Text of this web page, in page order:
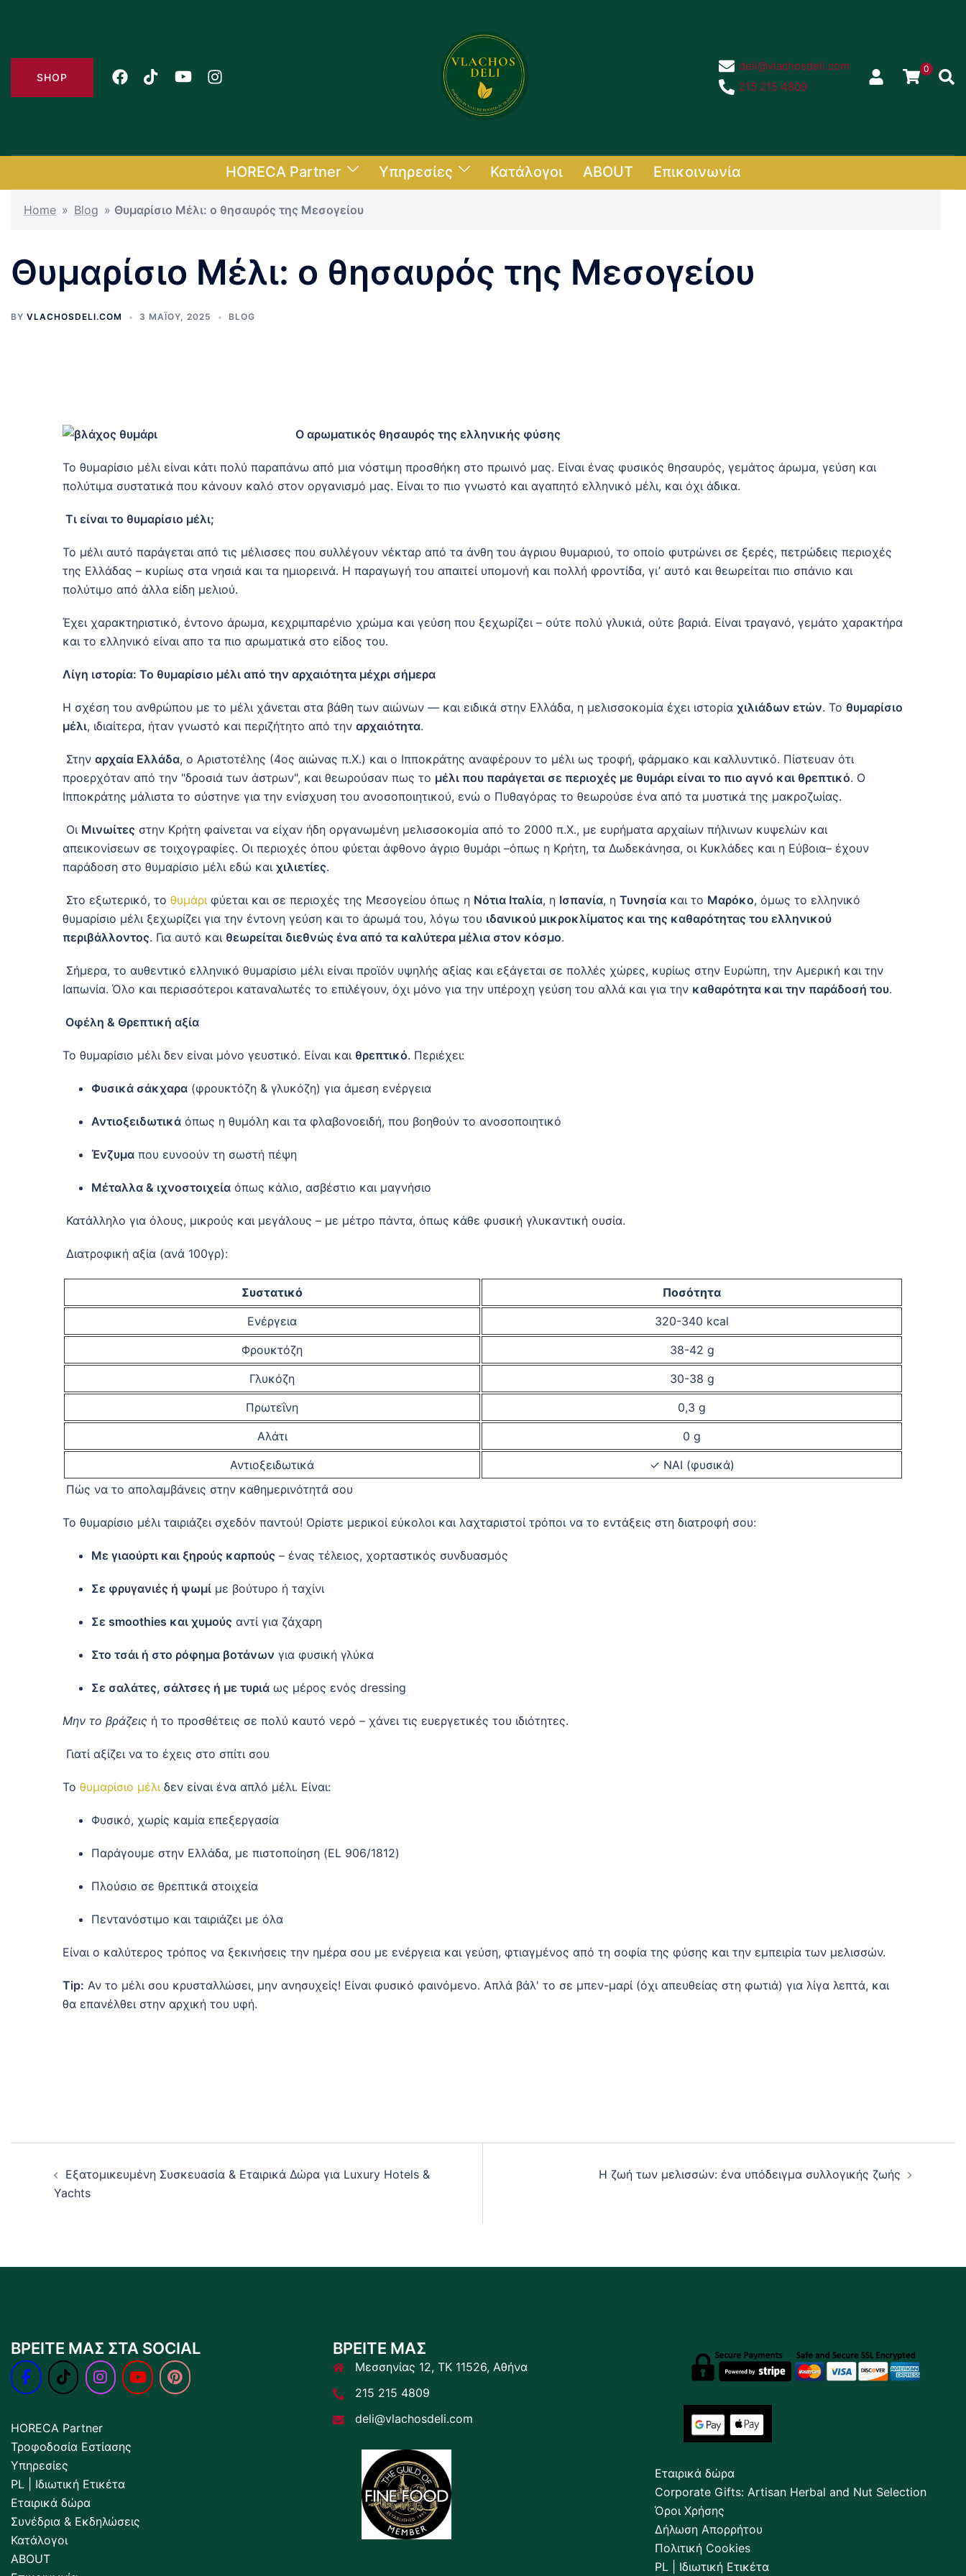
SHOP
deli@vlachosdeli.com
215 215 4809
0
HORECA Partner Υπηρεσίες Κατάλογοι ABOUT Επικοινωνία
Home » Blog » Θυμαρίσιο Μέλι: ο θησαυρός της Μεσογείου
Θυμαρίσιο Μέλι: ο θησαυρός της Μεσογείου
BY VLACHOSDELI.COM 3 ΜΑΪ́ΟΥ, 2025 BLOG
Ο αρωματικός θησαυρός της ελληνικής φύσης
Το θυμαρίσιο μέλι είναι κάτι πολύ παραπάνω από μια νόστιμη προσθήκη στο πρωινό μας. Είναι ένας φυσικός θησαυρός, γεμάτος άρωμα, γεύση και
πολύτιμα συστατικά που κάνουν καλό στον οργανισμό μας. Είναι το πιο γνωστό και αγαπητό ελληνικό μέλι, και όχι άδικα.
Τι είναι το θυμαρίσιο μέλι;
Το μέλι αυτό παράγεται από τις μέλισσες που συλλέγουν νέκταρ από τα άνθη του άγριου θυμαριού, το οποίο φυτρώνει σε ξερές, πετρώδεις περιοχές
της Ελλάδας – κυρίως στα νησιά και τα ημιορεινά. Η παραγωγή του απαιτεί υπομονή και πολλή φροντίδα, γι’ αυτό και θεωρείται πιο σπάνιο και
πολύτιμο από άλλα είδη μελιού.
Έχει χαρακτηριστικό, έντονο άρωμα, κεχριμπαρένιο χρώμα και γεύση που ξεχωρίζει – ούτε πολύ γλυκιά, ούτε βαριά. Είναι τραγανό, γεμάτο χαρακτήρα
και το ελληνικό είναι απο τα πιο αρωματικά στο είδος του.
Λίγη ιστορία: Το θυμαρίσιο μέλι από την αρχαιότητα μέχρι σήμερα
Η σχέση του ανθρώπου με το μέλι χάνεται στα βάθη των αιώνων — και ειδικά στην Ελλάδα, η μελισσοκομία έχει ιστορία χιλιάδων ετών. Το θυμαρίσιο
μέλι, ιδιαίτερα, ήταν γνωστό και περιζήτητο από την αρχαιότητα.
Στην αρχαία Ελλάδα, ο Αριστοτέλης (4ος αιώνας π.Χ.) και ο Ιπποκράτης αναφέρουν το μέλι ως τροφή, φάρμακο και καλλυντικό. Πίστευαν ότι
προερχόταν από την "δροσιά των άστρων", και θεωρούσαν πως το μέλι που παράγεται σε περιοχές με θυμάρι είναι το πιο αγνό και θρεπτικό. Ο
Ιπποκράτης μάλιστα το σύστηνε για την ενίσχυση του ανοσοποιητικού, ενώ ο Πυθαγόρας το θεωρούσε ένα από τα μυστικά της μακροζωίας.
Οι Μινωίτες στην Κρήτη φαίνεται να είχαν ήδη οργανωμένη μελισσοκομία από το 2000 π.Χ., με ευρήματα αρχαίων πήλινων κυψελών και
απεικονίσεων σε τοιχογραφίες. Οι περιοχές όπου φύεται άφθονο άγριο θυμάρι –όπως η Κρήτη, τα Δωδεκάνησα, οι Κυκλάδες και η Εύβοια– έχουν
παράδοση στο θυμαρίσιο μέλι εδώ και χιλιετίες.
Στο εξωτερικό, το θυμάριφύεται και σε περιοχές της Μεσογείου όπως η Νότια Ιταλία, η Ισπανία, η Τυνησία και το Μαρόκο, όμως το ελληνικό
θυμαρίσιο μέλι ξεχωρίζει για την έντονη γεύση και το άρωμά του, λόγω του ιδανικού μικροκλίματος και της καθαρότητας του ελληνικού
περιβάλλοντος. Για αυτό και θεωρείται διεθνώς ένα από τα καλύτερα μέλια στον κόσμο.
Σήμερα, το αυθεντικό ελληνικό θυμαρίσιο μέλι είναι προϊόν υψηλής αξίας και εξάγεται σε πολλές χώρες, κυρίως στην Ευρώπη, την Αμερική και την
Ιαπωνία. Όλο και περισσότεροι καταναλωτές το επιλέγουν, όχι μόνο για την υπέροχη γεύση του αλλά και για την καθαρότητα και την παράδοσή του.
Οφέλη & Θρεπτική αξία
Το θυμαρίσιο μέλι δεν είναι μόνο γευστικό. Είναι και θρεπτικό. Περιέχει:
Φυσικά σάκχαρα (φρουκτόζη & γλυκόζη) για άμεση ενέργεια
Αντιοξειδωτικά όπως η θυμόλη και τα φλαβονοειδή, που βοηθούν το ανοσοποιητικό
Ένζυμα που ευνοούν τη σωστή πέψη
Μέταλλα & ιχνοστοιχεία όπως κάλιο, ασβέστιο και μαγνήσιο
Κατάλληλο για όλους, μικρούς και μεγάλους – με μέτρο πάντα, όπως κάθε φυσική γλυκαντική ουσία.
Διατροφική αξία (ανά 100γρ):
Συστατικό
Ποσότητα
Ενέργεια
320-340 kcal
Φρουκτόζη
38-42 g
Γλυκόζη
30-38 g
Πρωτεΐνη
0,3 g
Αλάτι
0 g
Αντιοξειδωτικά
✓ ΝΑΙ (φυσικά)
Πώς να το απολαμβάνεις στην καθημερινότητά σου
Το θυμαρίσιο μέλι ταιριάζει σχεδόν παντού! Ορίστε μερικοί εύκολοι και λαχταριστοί τρόποι να το εντάξεις στη διατροφή σου:
Με γιαούρτι και ξηρούς καρπούς – ένας τέλειος, χορταστικός συνδυασμός
Σε φρυγανιές ή ψωμί με βούτυρο ή ταχίνι
Σε smoothies και χυμούς αντί για ζάχαρη
Στο τσάι ή στο ρόφημα βοτάνων για φυσική γλύκα
Σε σαλάτες, σάλτσες ή με τυριά ως μέρος ενός dressing
Μην το βράζεις ή το προσθέτεις σε πολύ καυτό νερό – χάνει τις ευεργετικές του ιδιότητες.
Γιατί αξίζει να το έχεις στο σπίτι σου
Το θυμαρίσιο μέλιδεν είναι ένα απλό μέλι. Είναι:
Φυσικό, χωρίς καμία επεξεργασία
Παράγουμε στην Ελλάδα, με πιστοποίηση (EL 906/1812)
Πλούσιο σε θρεπτικά στοιχεία
Πεντανόστιμο και ταιριάζει με όλα
Είναι ο καλύτερος τρόπος να ξεκινήσεις την ημέρα σου με ενέργεια και γεύση, φτιαγμένος από τη σοφία της φύσης και την εμπειρία των μελισσών.
Tip: Αν το μέλι σου κρυσταλλώσει, μην ανησυχείς! Είναι φυσικό φαινόμενο. Απλά βάλ' το σε μπεν-μαρί (όχι απευθείας στη φωτιά) για λίγα λεπτά, και
θα επανέλθει στην αρχική του υφή.
navigation
Εξατομικευμένη Συσκευασία & Εταιρικά Δώρα για Luxury Hotels &
Yachts
Η ζωή των μελισσών: ένα υπόδειγμα συλλογικής ζωής
ΒΡΕΙΤΕ ΜΑΣ ΣΤΑ SOCIAL
HORECA Partner
Τροφοδοσία Εστίασης
Υπηρεσίες
PL | Ιδιωτική Ετικέτα
Εταιρικά δώρα
Συνέδρια & Εκδηλώσεις
Κατάλογοι
ABOUT
ΒΡΕΙΤΕ ΜΑΣ
Μεσσηνίας 12, ΤΚ 11526, Αθήνα
215 215 4809
deli@vlachosdeli.com
Εταιρικά δώρα
Corporate Gifts: Artisan Herbal and Nut Selection
Όροι Χρήσης
Δήλωση Απορρήτου
Πολιτική Cookies
PL | Ιδιωτική Ετικέτα